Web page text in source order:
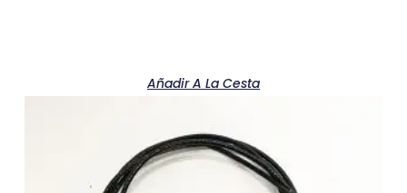
Añadir A La Cesta